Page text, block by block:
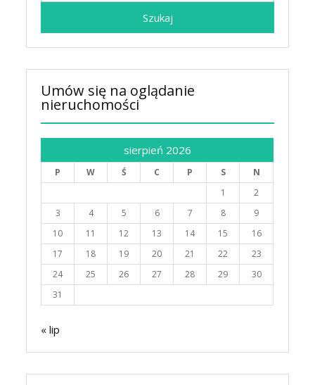
Umów się na oglądanie
nieruchomości
sierpień 2026
P W Ś C P S
N
1
2
3
4 5 6 7 8
9
10
11 12 13 14 15
16
17
18 19 20 21 22
23
24
25 26 27 28 29
30
31
« lip